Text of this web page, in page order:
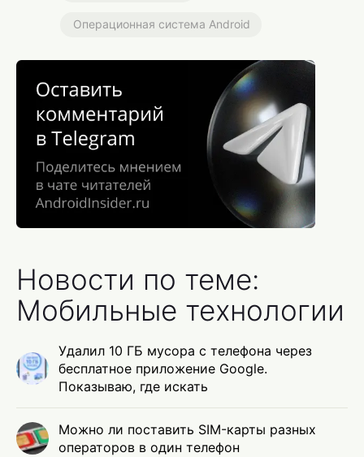
Операционная система Android
Новости по теме:
Мобильные технологии
Удалил 10 ГБ мусора с телефона через
бесплатное приложение Google.
Показываю, где искать
Можно ли поставить SIM-карты разных
операторов в один телефон